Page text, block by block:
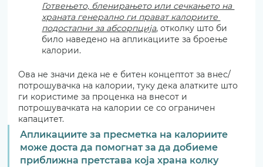
Готвењето, бленирањето или сечкањето на
храната генерално ги прават калориите
подостапни за абсорпција, отколку што би
било наведено на апликациите за броење
калории.
Ова не значи дека не е битен концептот за внес/
потрошувачка на калории, туку дека алатките што
ги користиме за проценка на внесот и
потрошувачката на калории се со ограничен
капацитет.
Апликациите за пресметка на калориите
може доста да помогнат за да добиеме
приближна претстава која храна колку